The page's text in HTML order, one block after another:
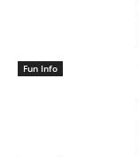
Fun Info